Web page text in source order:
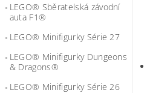
LEGO® Sběratelská závodní
auta F1®
LEGO® Minifigurky Série 27
LEGO® Minifigurky Dungeons
& Dragons®
LEGO® Minifigurky Série 26